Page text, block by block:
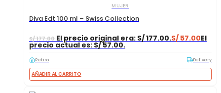
MUJER
Diva Edt 100 ml – Swiss Collection
S/177.00 El precio original era: S/ 177.00.S/ 57.00El
precio actual es: S/ 57.00.
Retiro Delivery
AÑADIR AL CARRITO